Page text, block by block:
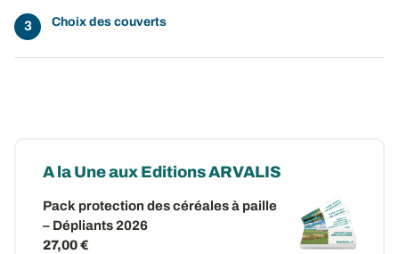
Choix des couverts
A la Une aux Editions ARVALIS
Pack protection des céréales à paille
– Dépliants 2026
27,00 €